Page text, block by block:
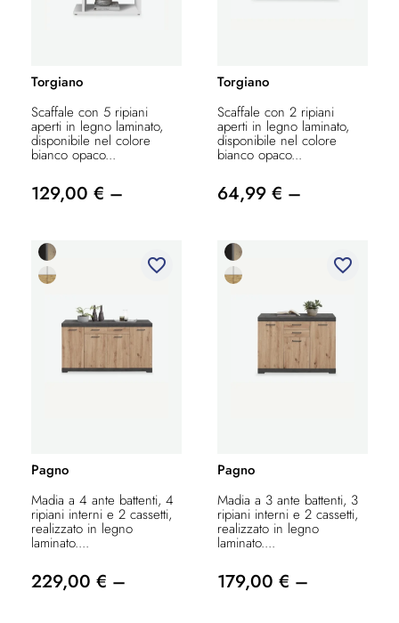
Torgiano
Scaffale con 5 ripiani
aperti in legno laminato,
disponibile nel colore
bianco opaco...
129,00 € –
Torgiano
Scaffale con 2 ripiani
aperti in legno laminato,
disponibile nel colore
bianco opaco...
64,99 € –
favorite_border
Pagno
Madia a 4 ante battenti, 4
ripiani interni e 2 cassetti,
realizzato in legno
laminato....
229,00 € –
favorite_border
Pagno
Madia a 3 ante battenti, 3
ripiani interni e 2 cassetti,
realizzato in legno
laminato....
179,00 € –